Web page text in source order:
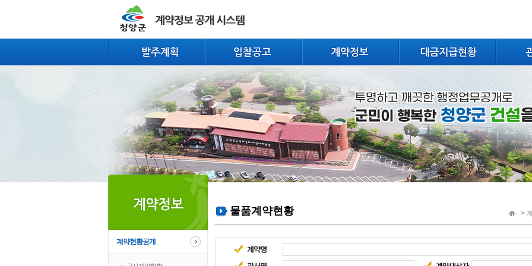
계약현황공개
>
물품계약현황